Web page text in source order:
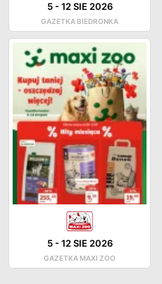
5-12 SIE 2026
GAZETKA BIEDRONKA
5-12 SIE 2026
GAZETKA MAXI ZOO